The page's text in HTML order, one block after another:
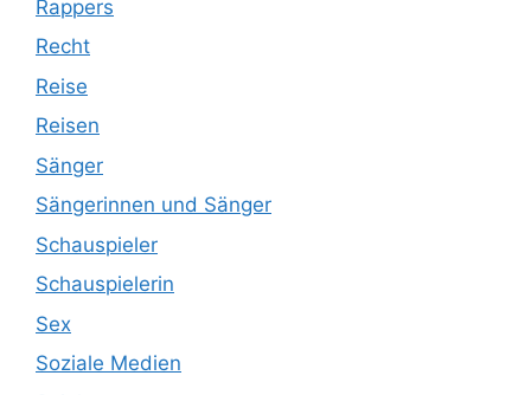
Rappers
Recht
Reise
Reisen
Sänger
Sängerinnen und Sänger
Schauspieler
Schauspielerin
Sex
Soziale Medien